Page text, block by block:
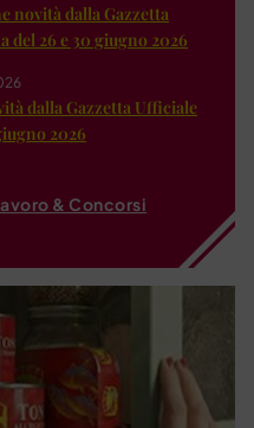
novità dalla Gazzetta
del 26 e 30 giugno 2026
dalla Gazzetta Ufficiale
2026
& Concorsi